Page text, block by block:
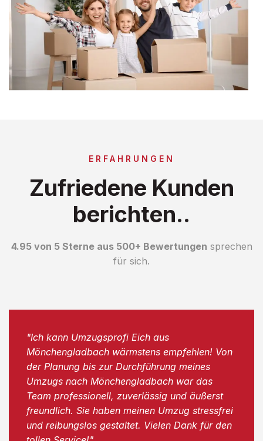
ERFAHRUNGEN
Zufriedene Kunden
berichten..
4.95 von 5 Sterne aus 500+ Bewertungen sprechen
für sich.
"Ich kann Umzugsprofi Eich aus
Mönchengladbach wärmstens empfehlen! Von
der Planung bis zur Durchführung meines
Umzugs nach Mönchengladbach war das
Team professionell, zuverlässig und äußerst
freundlich. Sie haben meinen Umzug stressfrei
und reibungslos gestaltet. Vielen Dank für den